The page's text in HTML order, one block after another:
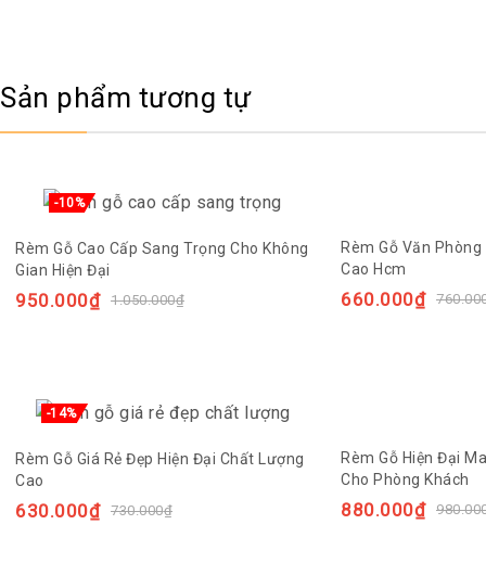
Sản phẩm tương tự
-10%
Rèm Gỗ Cao Cấp Sang Trọng Cho Không
Gian Hiện Đại
1.050.000₫
950.000₫
Rèm Gỗ Văn
Cao Hcm
660.000₫
-14%
Rèm Gỗ Giá Rẻ Đẹp Hiện Đại Chất Lượng
Cao
730.000₫
630.000₫
Rèm Gỗ Hiện Đại
Cho Phòng Khách
880.000₫